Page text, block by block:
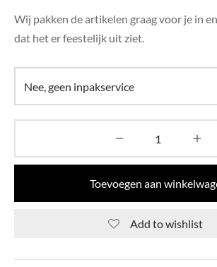
Wij pakken de artikelen graag voor je in
dat het er feestelijk uit ziet.
Toevoegen aan
Add to wishlist